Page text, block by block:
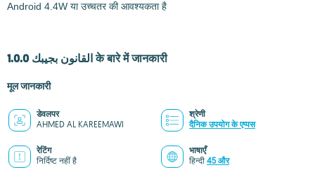
Android 4.4W या उच्चतर की आवश्यकता है
القانون بجيبك 1.0.0 के बारे में जानकारी
मूल जानकारी
डेवलपर
AHMED AL KAREEMAWI
श्रेणी
दैनिक उपयोग के एप्पस
रेटिंग
निर्दिष्ट नहीं है
भाषाएँ
हिन्दी 45 और